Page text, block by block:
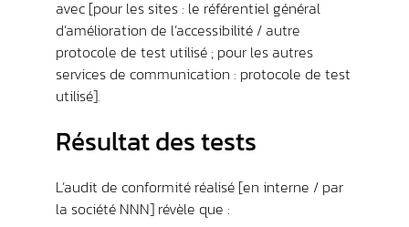
avec [pour les sites : le référentiel général
d’amélioration de l’accessibilité / autre
protocole de test utilisé ; pour les autres
services de communication : protocole de test
utilisé].
Résultat des tests
L’audit de conformité réalisé [en interne / par
la société NNN] révèle que :